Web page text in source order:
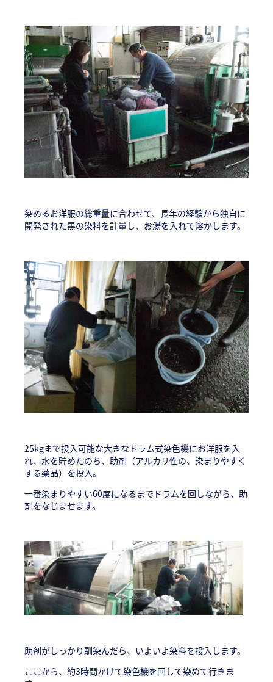
染めるお洋服の総重量に合わせて、長年の経験から独自に
開発された黒の染料を計量し、お湯を入れて溶かします。
25kgまで投入可能な大きなドラム式染色機にお洋服を入
れ、水を貯めたのち、助剤（アルカリ性の、染まりやすく
する薬品）を投入。
一番染まりやすい60度になるまでドラムを回しながら、助
剤をなじませます。
助剤がしっかり馴染んだら、いよいよ染料を投入します。
ここから、約3時間かけて染色機を回して染めて行きま